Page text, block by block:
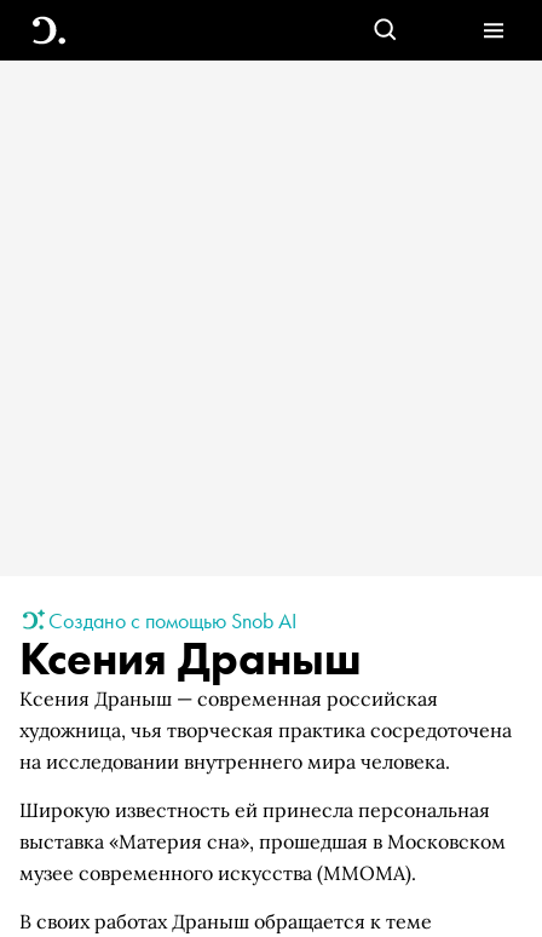
Создано с помощью Snob AI
Ксения Драныш
Ксения Драныш — современная российская
художница, чья творческая практика сосредоточена
на исследовании внутреннего мира человека.
Широкую известность ей принесла персональная
выставка «Материя сна», прошедшая в Московском
музее современного искусства (ММОМА).
В своих работах Драныш обращается к теме